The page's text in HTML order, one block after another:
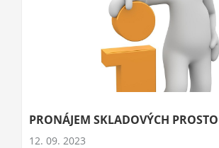
PRONÁJEM SKLADOVÝCH
12. 09. 2023